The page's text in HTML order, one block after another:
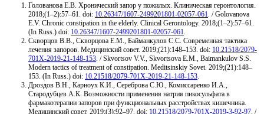
Голованова Е.В. Хронический запор у пожилых. Клиническая геронтология.
2018;(1–2):57–61. doi: 10.26347/1607-2499201801-02057-061 . / Golovanova
E.V. Chronic constipation in the elderly. Clinical Gerontology. 2018;(1–2):57–61.
(In Russ.) doi: 10.26347/1607-2499201801-02057-061
Скворцов В.В., Скворцова Е.М., Байманкулов С.С. Современная тактика
лечения запоров. Медицинский совет. 2019;(21):148–153. doi: 10.21518/2079-
701X-2019-21-148-153 . / Skvortsov V.V., Skvortsova E.M., Baimankulov S.S.
Modern tactics of treatment of constipation. Meditsinskiy Sovet. 2019;(21):148–
153. (In Russ.) doi: 10.21518/2079-701X-2019-21-148-153
Дроздов В.Н., Карноух К.И., Сереброва С.Ю., Комиссаренко И.А.,
Стародубцев А.К. Возможности применения натрия пикосульфата в
фармакотерапии запоров при функциональных расстройствах кишечника.
Медицинский совет. 2019;(3):92–97. doi: 10.21518/2079-701X-2019-3-92-97 . /